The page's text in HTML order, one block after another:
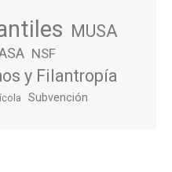
MUSA
NSF
y Filantropía
Subvención